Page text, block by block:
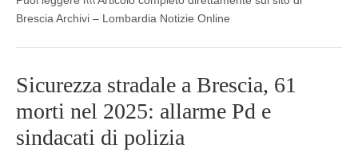
Brescia Archivi – Lombardia Notizie Online
Sicurezza stradale a Brescia, 61
morti nel 2025: allarme Pd e
sindacati di polizia